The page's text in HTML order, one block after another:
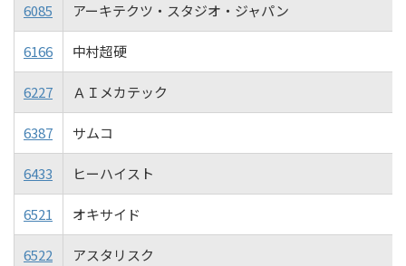
6085 アーキテクツ・スタジオ・ジャパン
6166 中村超硬
6227 ＡＩメカテック
6387 サムコ
6433 ヒーハイスト
6521 オキサイド
6522 アスタリスク